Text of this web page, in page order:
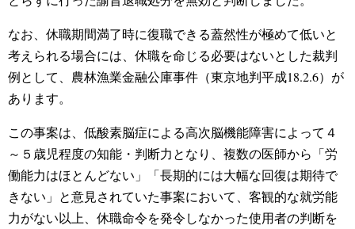
なお、休職期間満了時に復職できる蓋然性が極めて低いと
考えられる場合には、休職を命じる必要はないとした裁判
例として、農林漁業金融公庫事件（東京地判平成18.2.6）が
あります。
この事案は、低酸素脳症による高次脳機能障害によって４
～５歳児程度の知能・判断力となり、複数の医師から「労
働能力はほとんどない」「長期的には大幅な回復は期待で
きない」と意見されていた事案において、客観的な就労能
力がない以上、休職命令を発令しなかった使用者の判断を